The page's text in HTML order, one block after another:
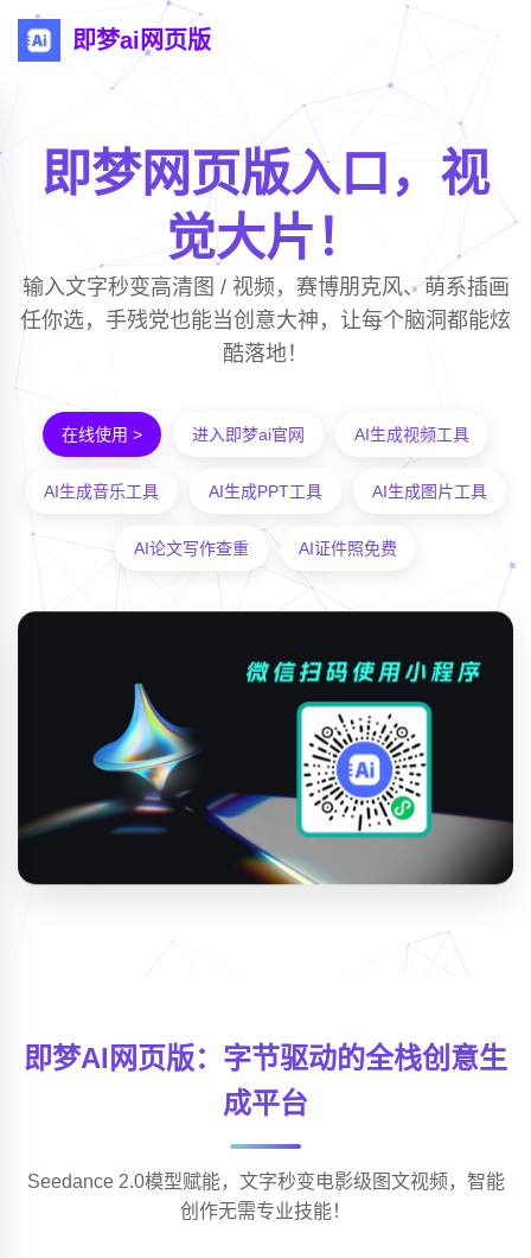
即梦ai网页版
即梦网页版入口，视
觉大片！
输入文字秒变高清图 / 视频，赛博朋克风、萌系插画
任你选，手残党也能当创意大神，让每个脑洞都能炫
酷落地！
在线使用 > 进入即梦ai官网 AI生成视频工具
AI生成音乐工具 AI生成PPT工具 AI生成图片工具
AI论文写作查重 AI证件照免费
即梦AI网页版：字节驱动的全栈创意生
成平台
Seedance 2.0模型赋能，文字秒变电影级图文视频，智能
创作无需专业技能！